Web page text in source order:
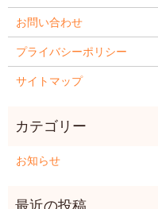
お問い合わせ
プライバシーポリシー
サイトマップ
お知らせ